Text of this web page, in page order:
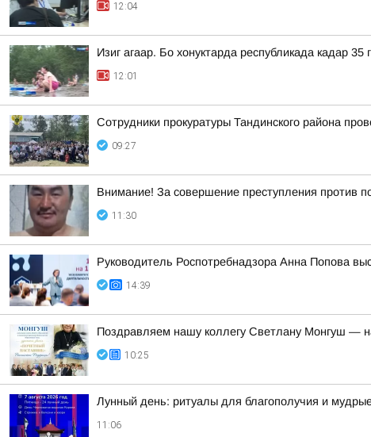
12:04
Изиг агаар. Бо хонуктарда республикада кадар 35
12:01
Сотрудники прокуратуры Тандинского района
09:27
Внимание! За совершение преступления против
11:30
Руководитель Роспотребнадзора Анна Попова
14:39
Поздравляем нашу коллегу Светлану Монгуш —
10:25
Лунный день: ритуалы для благополучия и
11:06